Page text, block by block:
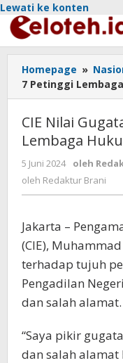
Lewati ke konten
Homepage »
7 Petinggi
CIE Nilai
Lembaga
5 Juni 2024 oleh
oleh Redaktur Brani
Jakarta –
(CIE),
terhadap tujuh
Pengadilan
dan salah alamat.
“Saya pikir
dan salah alamat